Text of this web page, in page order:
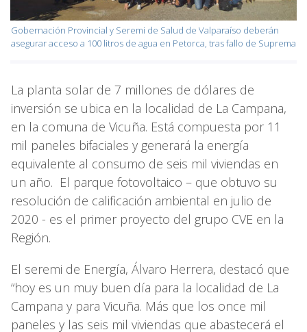
Gobernación Provincial y Seremi de Salud de Valparaíso deberán
asegurar acceso a 100 litros de agua en Petorca, tras fallo de Suprema
La planta solar de 7 millones de dólares de
inversión se ubica en la localidad de La Campana,
en la comuna de Vicuña. Está compuesta por 11
mil paneles bifaciales y generará la energía
equivalente al consumo de seis mil viviendas en
un año. El parque fotovoltaico – que obtuvo su
resolución de calificación ambiental en julio de
2020 - es el primer proyecto del grupo CVE en la
Región.
El seremi de Energía, Álvaro Herrera, destacó que
“hoy es un muy buen día para la localidad de La
Campana y para Vicuña. Más que los once mil
paneles y las seis mil viviendas que abastecerá el